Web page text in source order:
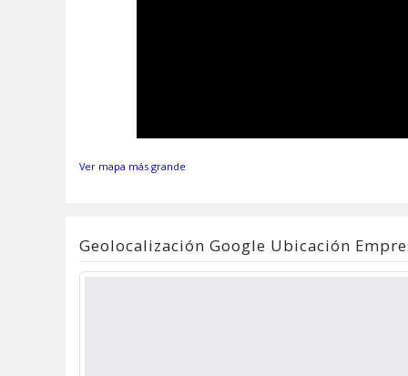
Ver mapa más grande
Geolocalización Google Ubicación